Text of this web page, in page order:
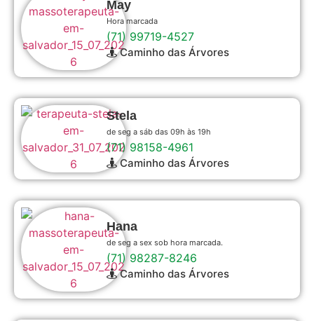
May
Hora marcada
(71) 99719-4527
Caminho das Árvores
Stela
de seg a sáb das 09h às 19h
(71) 98158-4961
Caminho das Árvores
Hana
de seg a sex sob hora marcada.
(71) 98287-8246
Caminho das Árvores